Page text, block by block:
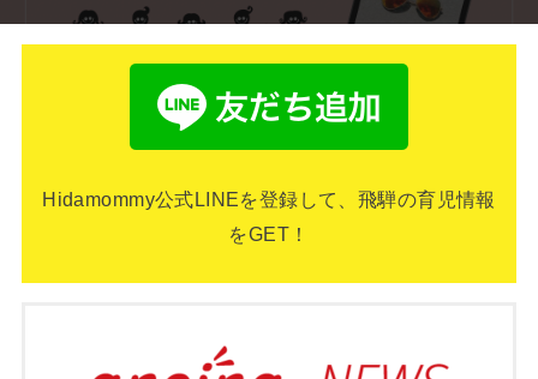
Hidamommy公式LINEを登録して、飛騨の育児情報
をGET！